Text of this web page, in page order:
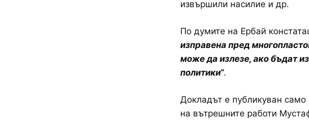
извършили насилие и др.
По думите на Ербай
изправена пред
може да излезе, ако бъдат
политики“.
Докладът е публикуван само
на вътрешните работи